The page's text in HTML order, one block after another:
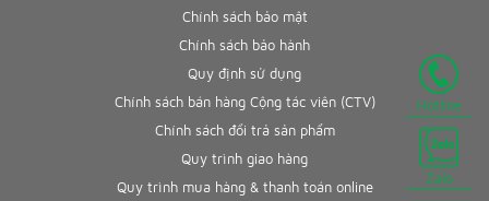
Hotline
Zalo
Chính sách bảo mật
Chính sách bảo hành
Quy định sử dụng
Chính sách bán hàng Cộng tác viên (CTV)
Chính sách đổi trả sản phẩm
Quy trình giao hàng
Quy trình mua hàng & thanh toán online